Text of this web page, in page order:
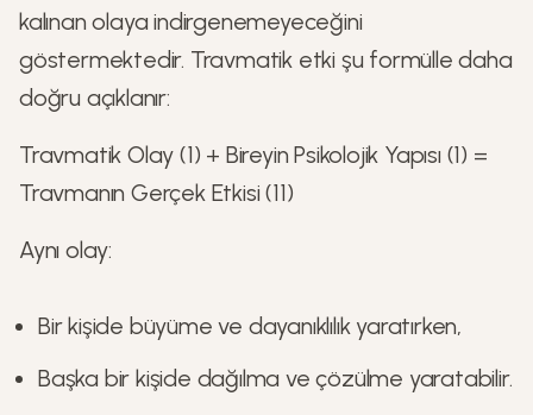
kalınan olaya indirgenemeyeceğini
göstermektedir. Travmatik etki şu formülle daha
doğru açıklanır:
Travmatik Olay (1) + Bireyin Psikolojik Yapısı (1) =
Travmanın Gerçek Etkisi (11)
Aynı olay:
Bir kişide büyüme ve dayanıklılık yaratırken,
Başka bir kişide dağılma ve çözülme yaratabilir.